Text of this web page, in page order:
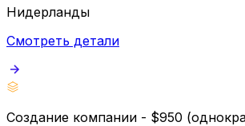
Нидерланды
Смотреть детали
Создание компании - $950